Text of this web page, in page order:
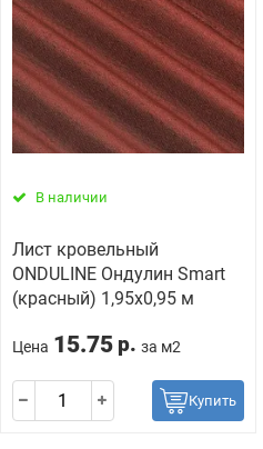
В наличии
Лист кровельный
ONDULINE Ондулин Smart
(красный) 1,95х0,95 м
Цена 15.75 р. за м2
Купить